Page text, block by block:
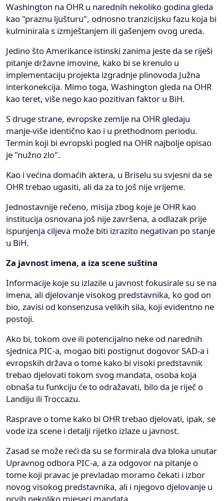
Washington na OHR u narednih nekoliko godina gleda
kao "praznu ljušturu", odnosno tranzicijsku fazu koja bi
kulminirala s izmještanjem ili gašenjem ovog ureda.
Jedino što Amerikance istinski zanima jeste da se riješi
pitanje državne imovine, kako bi se krenulo u
implementaciju projekta izgradnje plinovoda Južna
interkonekcija. Mimo toga, Washington gleda na OHR
kao teret, više nego kao pozitivan faktor u BiH.
S druge strane, evropske zemlje na OHR gledaju
manje-više identično kao i u prethodnom periodu.
Termin koji bi evropski pogled na OHR najbolje opisao
je "nužno zlo".
Kao i većina domaćih aktera, u Briselu su svjesni da se
OHR trebao ugasiti, ali da za to još nije vrijeme.
Jednostavnije rečeno, misija zbog koje je OHR kao
institucija osnovana još nije završena, a odlazak prije
ispunjenja ciljeva može biti izrazito negativan po stanje
u BiH.
Za javnost imena, a iza scene suština
Informacije koje su izlazile u javnost fokusirale su se na
imena, ali djelovanje visokog predstavnika, ko god on
bio, zavisi od konsenzusa velikih sila, koji evidentno ne
postoji.
Ako bi, tokom ove ili potencijalno neke od narednih
sjednica PIC-a, mogao biti postignut dogovor SAD-a i
evropskih država o tome kako bi visoki predstavnik
trebao djelovati tokom svog mandata, osoba koja
obnaša tu funkciju će to odražavati, bilo da je riječ o
Landiju ili Troccazu.
Rasprave o tome kako bi OHR trebao djelovati, ipak, se
vode iza scene i detalji rijetko izlaze u javnost.
Zasad se može reći da su se formirala dva bloka unutar
Upravnog odbora PIC-a, a za odgovor na pitanje o
tome koji pravac je prevladao moramo čekati i izbor
novog visokog predstavnika, ali i njegovo djelovanje u
prvih nekoliko mjeseci mandata.